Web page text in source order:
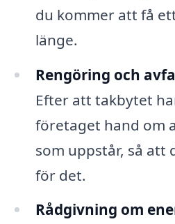
du kommer att få
länge.
Rengöring och
Efter att takbytet
företaget hand om
som uppstår, så att
för det.
Rådgivning om